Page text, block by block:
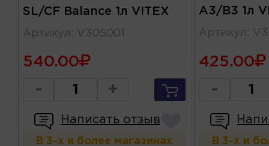
SL/CF Balance 1л VITEX
Артикул : V305001
540.00
- +
Написать отзыв
В 3-х и более магазинах
A3/B3 1л
Артикул :
425.00
-
В 3-х и